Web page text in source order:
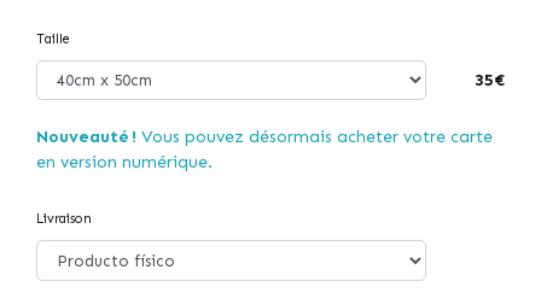
Taille
35€
Nouveauté ! Vous pouvez désormais acheter votre carte
en version numérique.
Livraison